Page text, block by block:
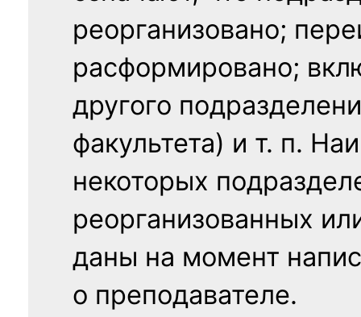
реорганизовано;
расформировано;
другого
факультета) и т. п.
некоторых
реорганизованных
даны на момент
о преподавателе.